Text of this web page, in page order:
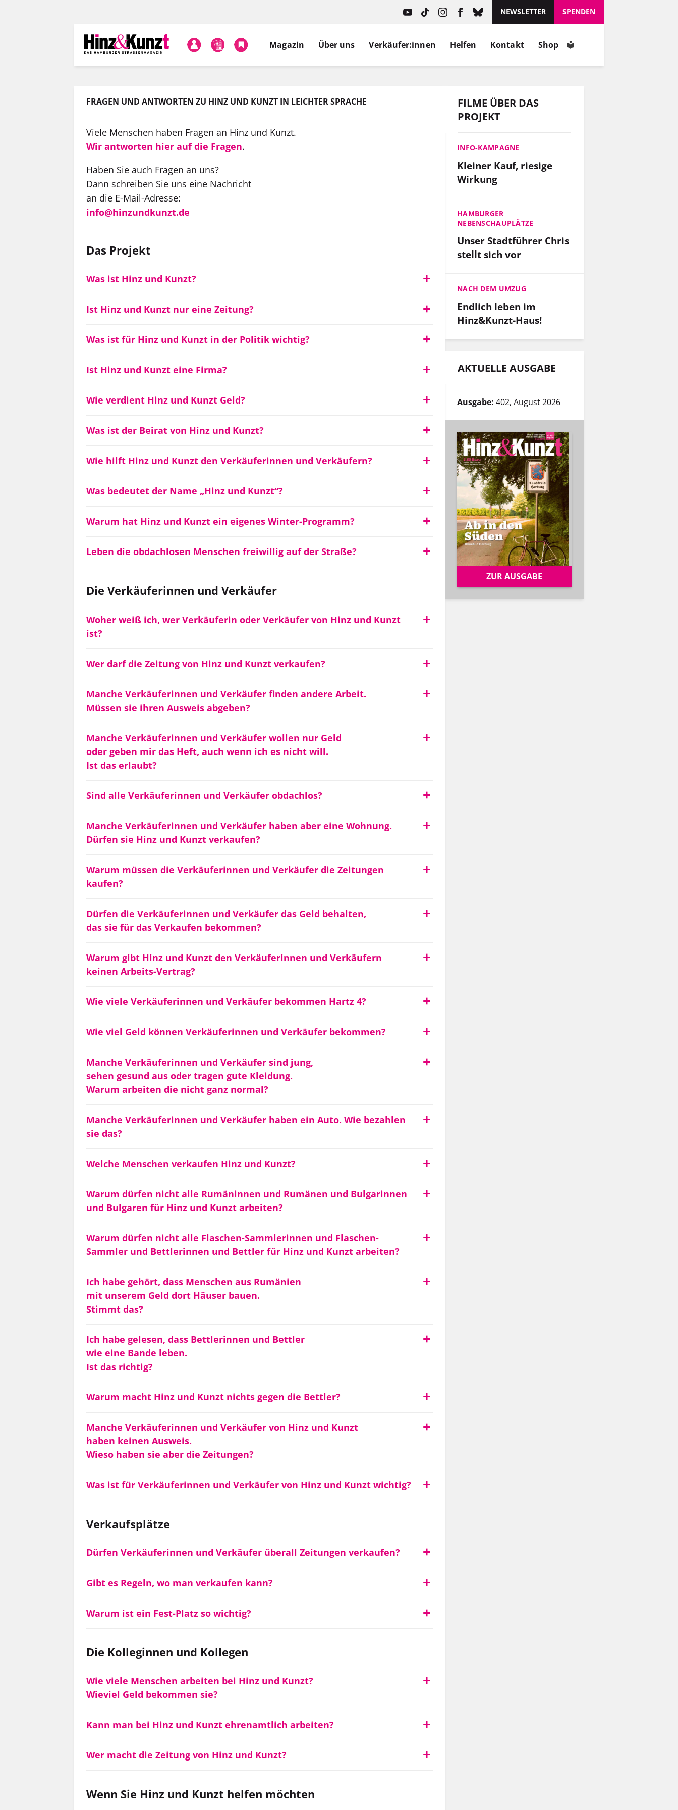
NEWSLETTER SPENDEN
Magazin Über uns Verkäufer:innen Helfen Kontakt Shop
FRAGEN UND ANTWORTEN ZU HINZ UND KUNZT IN LEICHTER SPRACHE
Viele Menschen haben Fragen an Hinz und Kunzt.
Wir antworten hier auf die Fragen.
Haben Sie auch Fragen an uns?
Dann schreiben Sie uns eine Nachricht
an die E-Mail-Adresse:
info@hinzundkunzt.de
Das Projekt
Was ist Hinz und Kunzt?
Ist Hinz und Kunzt nur eine Zeitung?
Was ist für Hinz und Kunzt in der Politik wichtig?
Ist Hinz und Kunzt eine Firma?
Wie verdient Hinz und Kunzt Geld?
Was ist der Beirat von Hinz und Kunzt?
Wie hilft Hinz und Kunzt den Verkäuferinnen und Verkäufern?
Was bedeutet der Name „Hinz und Kunzt“?
Warum hat Hinz und Kunzt ein eigenes Winter-Programm?
Leben die obdachlosen Menschen freiwillig auf der Straße?
Die Verkäuferinnen und Verkäufer
Woher weiß ich, wer Verkäuferin oder Verkäufer von Hinz und Kunzt
ist?
Wer darf die Zeitung von Hinz und Kunzt verkaufen?
Manche Verkäuferinnen und Verkäufer finden andere Arbeit.
Müssen sie ihren Ausweis abgeben?
Manche Verkäuferinnen und Verkäufer wollen nur Geld
oder geben mir das Heft, auch wenn ich es nicht will.
Ist das erlaubt?
Sind alle Verkäuferinnen und Verkäufer obdachlos?
Manche Verkäuferinnen und Verkäufer haben aber eine Wohnung.
Dürfen sie Hinz und Kunzt verkaufen?
Warum müssen die Verkäuferinnen und Verkäufer die Zeitungen
kaufen?
Dürfen die Verkäuferinnen und Verkäufer das Geld behalten,
das sie für das Verkaufen bekommen?
Warum gibt Hinz und Kunzt den Verkäuferinnen und Verkäufern
keinen Arbeits-Vertrag?
Wie viele Verkäuferinnen und Verkäufer bekommen Hartz 4?
Wie viel Geld können Verkäuferinnen und Verkäufer bekommen?
Manche Verkäuferinnen und Verkäufer sind jung,
sehen gesund aus oder tragen gute Kleidung.
Warum arbeiten die nicht ganz normal?
Manche Verkäuferinnen und Verkäufer haben ein Auto. Wie bezahlen
sie das?
Welche Menschen verkaufen Hinz und Kunzt?
Warum dürfen nicht alle Rumäninnen und Rumänen und Bulgarinnen
und Bulgaren für Hinz und Kunzt arbeiten?
Warum dürfen nicht alle Flaschen-Sammlerinnen und Flaschen-
Sammler und Bettlerinnen und Bettler für Hinz und Kunzt arbeiten?
Ich habe gehört, dass Menschen aus Rumänien
mit unserem Geld dort Häuser bauen.
Stimmt das?
Ich habe gelesen, dass Bettlerinnen und Bettler
wie eine Bande leben.
Ist das richtig?
Warum macht Hinz und Kunzt nichts gegen die Bettler?
Manche Verkäuferinnen und Verkäufer von Hinz und Kunzt
haben keinen Ausweis.
Wieso haben sie aber die Zeitungen?
Was ist für Verkäuferinnen und Verkäufer von Hinz und Kunzt wichtig?
Verkaufsplätze
Dürfen Verkäuferinnen und Verkäufer überall Zeitungen verkaufen?
Gibt es Regeln, wo man verkaufen kann?
Warum ist ein Fest-Platz so wichtig?
Die Kolleginnen und Kollegen
Wie viele Menschen arbeiten bei Hinz und Kunzt?
Wieviel Geld bekommen sie?
Kann man bei Hinz und Kunzt ehrenamtlich arbeiten?
Wer macht die Zeitung von Hinz und Kunzt?
Wenn Sie Hinz und Kunzt helfen möchten
FILME ÜBER DAS
PROJEKT
INFO-KAMPAGNE
Kleiner Kauf, riesige
Wirkung
HAMBURGER
NEBENSCHAUPLÄTZE
Unser Stadtführer Chris
stellt sich vor
NACH DEM UMZUG
Endlich leben im
Hinz&Kunzt-Haus!
AKTUELLE AUSGABE
Ausgabe: 402, August 2026
ZUR AUSGABE